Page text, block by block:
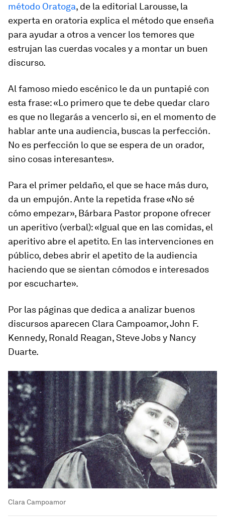
método Oratoga, de la editorial Larousse, la
experta en oratoria explica el método que enseña
para ayudar a otros a vencer los temores que
estrujan las cuerdas vocales y a montar un buen
discurso.
Al famoso miedo escénico le da un puntapié con
esta frase: «Lo primero que te debe quedar claro
es que no llegarás a vencerlo si, en el momento de
hablar ante una audiencia, buscas la perfección.
No es perfección lo que se espera de un orador,
sino cosas interesantes».
Para el primer peldaño, el que se hace más duro,
da un empujón. Ante la repetida frase «No sé
cómo empezar», Bárbara Pastor propone ofrecer
un aperitivo (verbal): «Igual que en las comidas, el
aperitivo abre el apetito. En las intervenciones en
público, debes abrir el apetito de la audiencia
haciendo que se sientan cómodos e interesados
por escucharte».
Por las páginas que dedica a analizar buenos
discursos aparecen Clara Campoamor, John F.
Kennedy, Ronald Reagan, Steve Jobs y Nancy
Duarte.
Clara Campoamor